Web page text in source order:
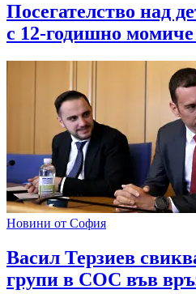
Посегателство над
с 12-годишно
Новини от София
Васил Терзиев
групи в СОС във